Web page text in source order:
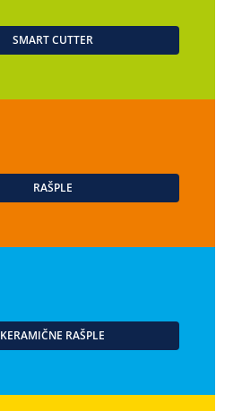
SMART CUTTER
RAŠPLE
KERAMIČNE RAŠPLE